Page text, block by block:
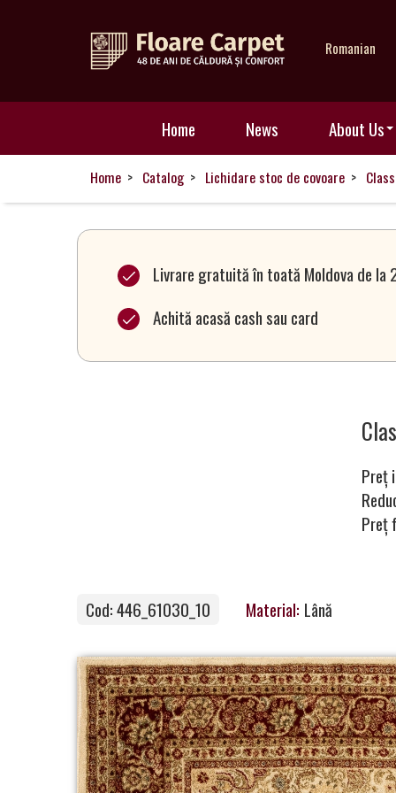
Romanian
Home News About Us
Home
Become
Partner
Home Catalog Lichidare stoc de covoare
Livrare gratuită în toată Moldova de la
Achită acasă cash sau card
Preț
Preț
Cod: 446_61030_10 Material: Lână